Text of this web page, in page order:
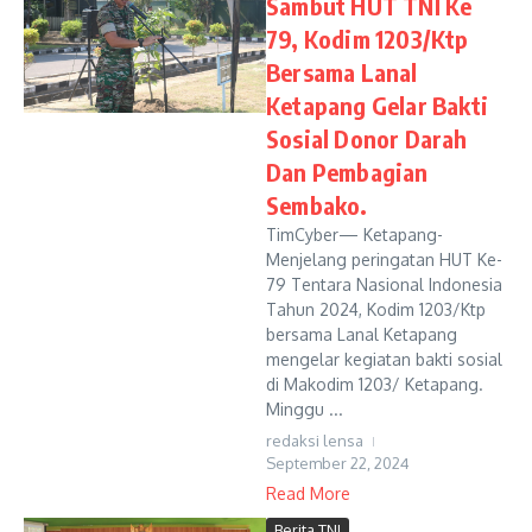
79, Kodim 1203/Ktp
Bersama Lanal
Ketapang Gelar Bakti
Sosial Donor Darah
Dan Pembagian
Sembako.
TimCyber— Ketapang-
Menjelang peringatan HUT Ke-
79 Tentara Nasional Indonesia
Tahun 2024, Kodim 1203/Ktp
bersama Lanal Ketapang
mengelar kegiatan bakti sosial
di Makodim 1203/ Ketapang.
Minggu ...
redaksi lensa
September 22, 2024
Read More